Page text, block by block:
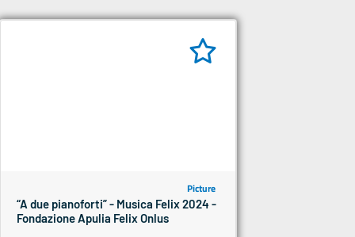
Picture
“A due pianoforti” - Musica Felix 2024 -
Fondazione Apulia Felix Onlus